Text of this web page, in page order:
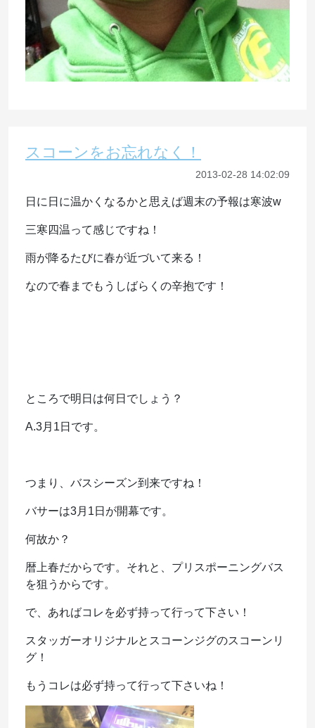
スコーンをお忘れなく！
2013-02-28 14:02:09
日に日に温かくなるかと思えば週末の予報は寒波w
三寒四温って感じですね！
雨が降るたびに春が近づいて来る！
なので春までもうしばらくの辛抱です！
ところで明日は何日でしょう？
A.3月1日です。
つまり、バスシーズン到来ですね！
バサーは3月1日が開幕です。
何故か？
暦上春だからです。それと、プリスポーニングバス
を狙うからです。
で、あればコレを必ず持って行って下さい！
スタッガーオリジナルとスコーンジグのスコーンリ
グ！
もうコレは必ず持って行って下さいね！